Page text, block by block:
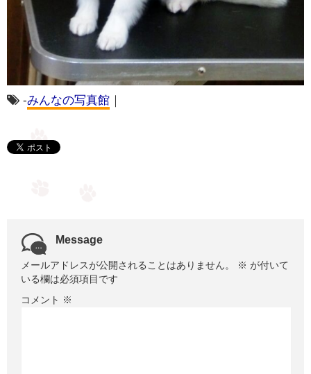
-みんなの写真館 ｜
Message
メールアドレスが公開されることはありません。 ※ が付いて
いる欄は必須項目です
コメント ※